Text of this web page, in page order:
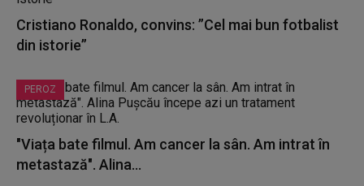
Cristiano Ronaldo, convins: ”Cel mai bun fotbalist
din istorie”
PEROZ
"Viața bate filmul. Am cancer la sân. Am intrat în
metastază". Alina...